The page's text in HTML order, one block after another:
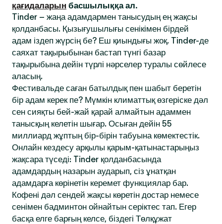
қағидаларын басшылыққа ал.
Tinder – жаңа адамдармен танысудың ең жақсы
қолданбасы. Қызығушылығы сенікімен бірдей
адам іздеп жүрсің бе? Еш қиындығы жоқ. Tinder-де
саяхат тақырыбынан бастап түнгі базар
тақырыбына дейін түрлі нәрселер туралы сөйлесе
аласың.
Фестивальде саған батылдық пен шабыт беретін
бір адам керек пе? Мүмкін климаттық өзгеріске дәл
сен сияқты бей-жай қарай алмайтын адаммен
танысқың келетін шығар. Осыған дейін 55
миллиард жұптың бір-бірін табуына көмектестік.
Онлайн кездесу арқылы қарым-қатынастарыңыз
жақсара түседі: Tinder қолданбасында
адамдардың назарын аударып, сіз ұнатқан
адамдарға көрінетін керемет функциялар бар.
Кофені дәл сендей жақсы көретін достар немесе
сенімен бадминтон ойнайтын серіктес тап. Егер
басқа елге барғың келсе, біздегі Төлқұжат